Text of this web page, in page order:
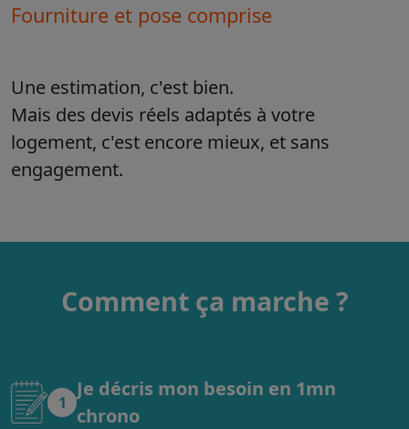
Fourniture et pose comprise
Une estimation, c'est bien.
Mais des devis réels adaptés à votre
logement, c'est encore mieux, et sans
engagement.
Comment ça marche ?
1
Je décris mon besoin en 1mn
chrono